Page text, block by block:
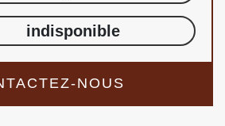
indisponible
NOUS